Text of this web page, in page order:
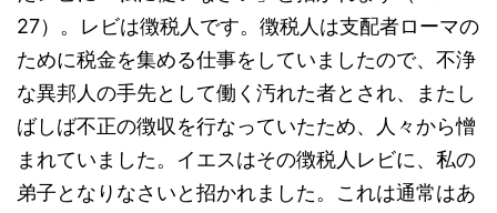
27）。レビは徴税人です。徴税人は支配者ローマの
ために税金を集める仕事をしていましたので、不浄
な異邦人の手先として働く汚れた者とされ、またし
ばしば不正の徴収を行なっていたため、人々から憎
まれていました。イエスはその徴税人レビに、私の
弟子となりなさいと招かれました。これは通常はあ